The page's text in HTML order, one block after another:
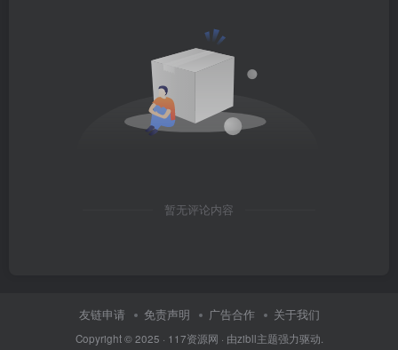
暂无评论内容
友链申请 免责声明 广告合作 关于我们
Copyright © 2025 · 117资源网 · 由zibll主题强力驱动.